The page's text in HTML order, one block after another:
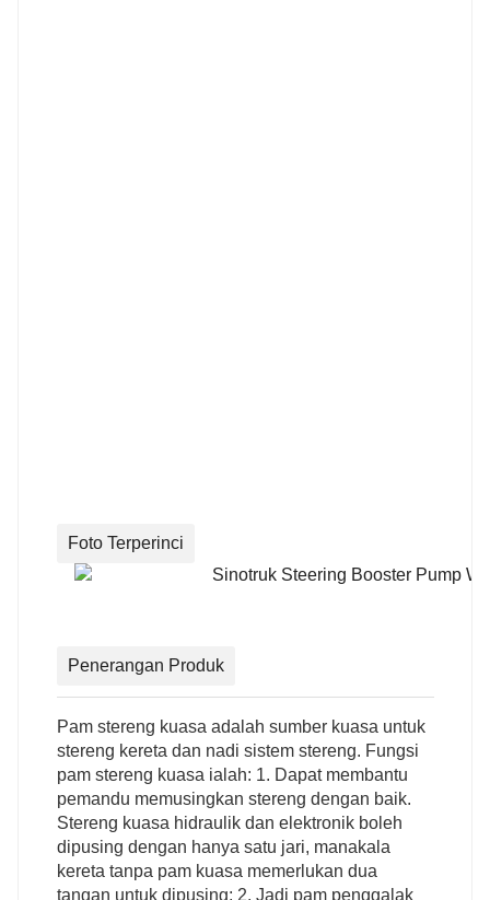
Foto Terperinci
Penerangan Produk
Pam stereng kuasa adalah sumber kuasa untuk
stereng kereta dan nadi sistem stereng. Fungsi
pam stereng kuasa ialah: 1. Dapat membantu
pemandu memusingkan stereng dengan baik.
Stereng kuasa hidraulik dan elektronik boleh
dipusing dengan hanya satu jari, manakala
kereta tanpa pam kuasa memerlukan dua
tangan untuk dipusing; 2. Jadi pam penggalak